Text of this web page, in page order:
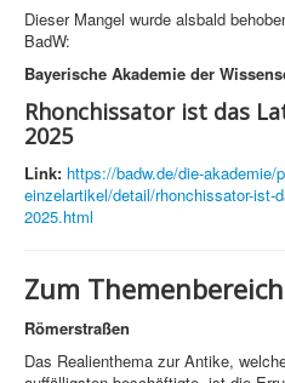
Dieser Mangel wurde alsbald
BadW:
Bayerische Akademie der
Rhonchissator ist das
2025
Link: https://badw.de/die-
einzelartikel/detail/rhonchissator-ist-
2025.html
Zum
Römerstraßen
Das Realienthema zur Antike,